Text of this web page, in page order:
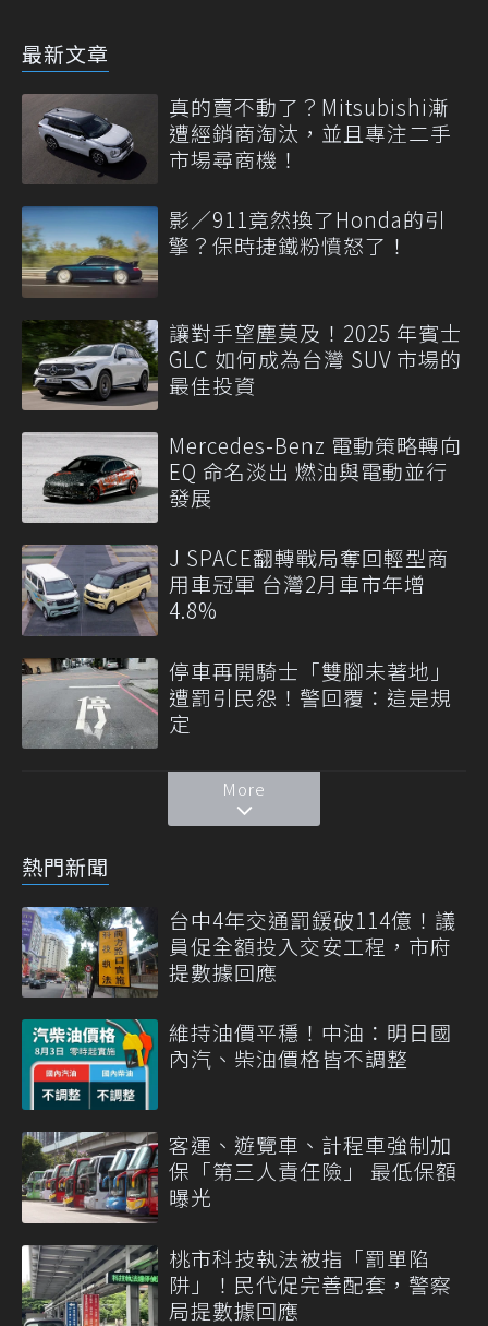
最新文章
真的賣不動了？Mitsubishi漸
遭經銷商淘汰，並且專注二手
市場尋商機！
影／911竟然換了Honda的引
擎？保時捷鐵粉憤怒了！
讓對手望塵莫及！2025 年賓士
GLC 如何成為台灣 SUV 市場的
最佳投資
Mercedes-Benz 電動策略轉向
EQ 命名淡出 燃油與電動並行
發展
J SPACE翻轉戰局奪回輕型商
用車冠軍 台灣2月車市年增
4.8%
停車再開騎士「雙腳未著地」
遭罰引民怨！警回覆：這是規
定
More
熱門新聞
台中4年交通罰鍰破114億！議
員促全額投入交安工程，市府
提數據回應
維持油價平穩！中油：明日國
內汽、柴油價格皆不調整
客運、遊覽車、計程車強制加
保「第三人責任險」 最低保額
曝光
桃市科技執法被指「罰單陷
阱」！民代促完善配套，警察
局提數據回應